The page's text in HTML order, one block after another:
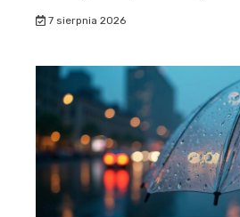
7 sierpnia 2026